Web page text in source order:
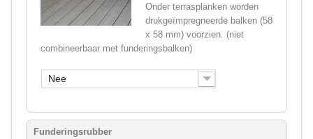
Onder terrasplanken worden
drukgeïmpregneerde balken (58
x 58 mm) voorzien. (niet
combineerbaar met funderingsbalken)
Nee
Funderingsrubber